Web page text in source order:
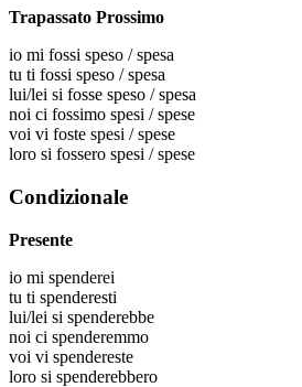
Trapassato Prossimo
io mi fossi speso / spesa
tu ti fossi speso / spesa
lui/lei si fosse speso / spesa
noi ci fossimo spesi / spese
voi vi foste spesi / spese
loro si fossero spesi / spese
Condizionale
Presente
io mi spenderei
tu ti spenderesti
lui/lei si spenderebbe
noi ci spenderemmo
voi vi spendereste
loro si spenderebbero